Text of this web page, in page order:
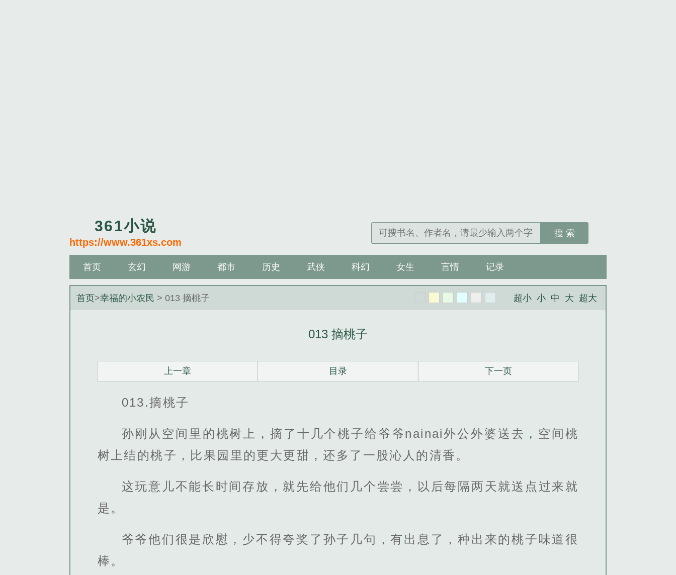
361小说
https://www.361xs.com
搜 索
首页 玄幻 网游 都市 历史 武侠 科幻 女生 言情 记录
首页>幸福的小农民 > 013 摘桃子 超小 小 中 大 超大
013 摘桃子
上一章 目录 下一页
013.摘桃子
孙刚从空间里的桃树上，摘了十几个桃子给爷爷nainai外公外婆送去，空间桃
树上结的桃子，比果园里的更大更甜，还多了一股沁人的清香。
这玩意儿不能长时间存放，就先给他们几个尝尝，以后每隔两天就送点过来就
是。
爷爷他们很是欣慰，少不得夸奖了孙子几句，有出息了，种出来的桃子味道很
棒。